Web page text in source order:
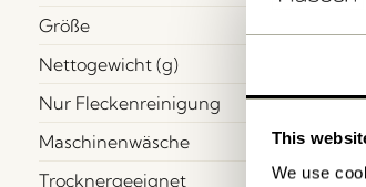
This
We use
Größe
Nettogewicht (g)
Nur Fleckenreinigung
Maschinenwäsche
Trocknergeeignet